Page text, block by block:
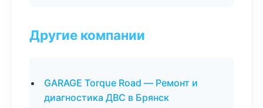
Другие компании
GARAGE Torque Road — Ремонт и
диагностика ДВС в Брянск